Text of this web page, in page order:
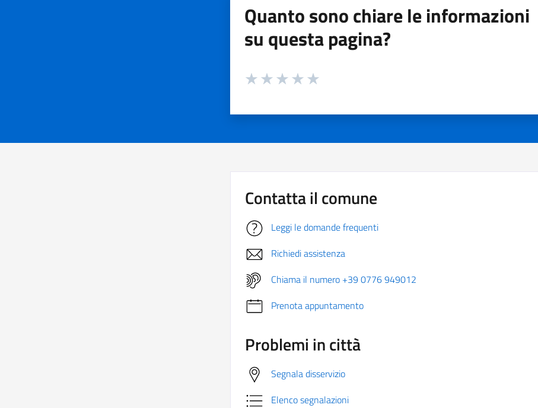
Quanto sono chiare le informazioni
su questa pagina?
Valuta da 1 a 5 stelle la pagina
Contatta il comune
Leggi le domande frequenti
Richiedi assistenza
Chiama il numero +39 0776 949012
Prenota appuntamento
Problemi in città
Segnala disservizio
Elenco segnalazioni